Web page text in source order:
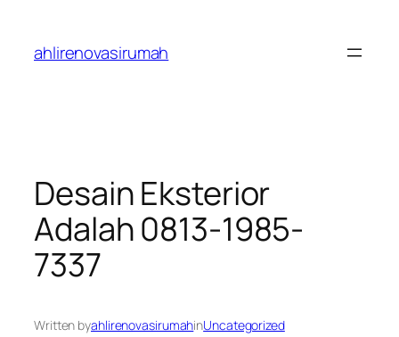
content
ahlirenovasirumah
Desain Eksterior
Adalah 0813-1985-
7337
Written byahlirenovasirumahinUncategorized